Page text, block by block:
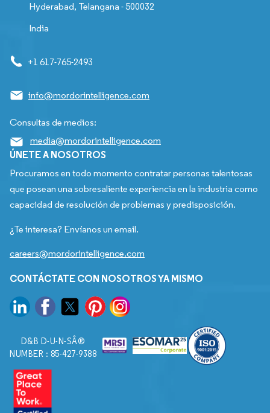
Hyderabad, Telangana - 500032
India
+1 617-765-2493
info@mordorintelligence.com
Consultas de medios:
media@mordorintelligence.com
ÚNETE A NOSOTROS
Procuramos en todo momento contratar personas talentosas
que posean una sobresaliente experiencia en la industria como
capacidad de resolución de problemas y predisposición.
¿Te interesa? Envíanos un email.
careers@mordorintelligence.com
CONTÁCTATE CON NOSOTROS YA MISMO
D&B D-U-N-SÂ®
NUMBER : 85-427-9388